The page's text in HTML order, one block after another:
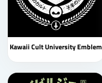
Kawaii Cult University Emblem